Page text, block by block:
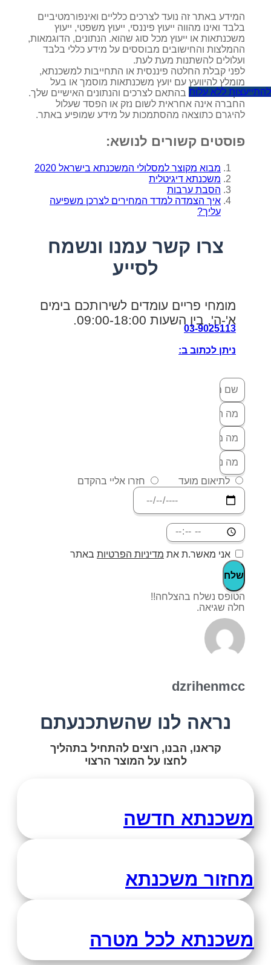
להתייעצות ללא עלות
המידע באתר זה נועד לצרכים כלליים ואינפורמטיביים
בלבד ואינו מהווה ייעוץ פיננסי, ייעוץ משפטי, ייעוץ
משכנתאות או ייעוץ מכל סוג שהוא. הנתונים, הדוגמאות,
ההמלצות והחישובים מבוססים על מידע כללי בלבד
ועלולים להשתנות מעת לעת.
לפני קבלת החלטה פיננסית או התחייבות למשכנתא,
מומלץ להיוועץ עם יועץ משכנתאות מוסמך או בעל
מקצוע מתאים בהתאם לצרכים והנתונים האישיים שלך.
החברה אינה אחראית לשום נזק או הפסד שעלול
להיגרם כתוצאה מהסתמכות על מידע שמופיע באתר.
פוסטים קשורים לנושא:
מבוא מקוצר למסלולי המשכנתא בישראל 2020
משכנתא דיגיטלית
הסבת ערבות
איך הצמדה למדד המחירים לצרכן משפיעה
עליך?
צרו קשר עמנו ונשמח
לסייע
מומחי פריים עומדים לשירותכם בימים
א'-ה', בין השעות 09:00-18:00.
03-9025113
ניתן לכתוב ב:
לתיאום מועד חזרו אליי בהקדם
אני מאשר.ת את מדיניות הפרטיות באתר
שלח
הטופס נשלח בהצלחה!!
חלה שגיאה.
dzrihenmcc
נראה לנו שהשתכנעתם
קראנו, הבנו, רוצים להתחיל בתהליך
לחצו על המוצר הרצוי
משכנתא חדשה
מחזור משכנתא
משכנתא לכל מטרה